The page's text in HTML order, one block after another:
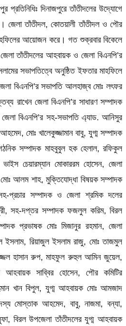
প্রতিনিধিঃ দিনাজপুরে তাঁতীদলের উদ্যোগে
জেলা তাঁতীদল, কোতয়ালী তাঁতীদল ও পৌর
আয়োজন করে। গত শুক্রবার বিকেলে
জেলা তাঁতীদলের আহবায়ক ও জেলা বিএনপি’র
সভাপতিত্বে অনুষ্ঠিত ইফতার মাহফিলে
বিএনপি’র সভাপতি আলহাজ্ব মোঃ লৎফর
রাখেন জেলা বিএনপি’র সাধারণ সম্পাদক
বিএনপি’র সহ-সভাপতি এ্যাড. আনিসুর
মোঃ খালেকুজ্জামান বাবু, যুগ্ম সম্পাদক
সম্পাদক মাহবুবুল হক হেলাল, রফিকুল
চেয়ারম্যান মোকাররম হোসেন, জেলা
মোঃ আলম শাহ, মুক্তিযোদ্ধা বিষয়ক সম্পাদক
প্রচার সম্পাদক ও জেলা শ্রমিক দলের
সহ-দপ্তর সম্পাদক ফজলুল করিম, বিরল
প্রভাষক মোঃ মিজানুর রহমান, জেলা
রিয়াজুল ইসলাম রাজু, মোঃ তাজমুল
হাসান রুপ, মাহফুল রুহুল আমিন জুয়েল,
আহবায়ক সাব্বির হোসেন, পৌর কমিটির
খান বিপুল, যুগ্ম আহবায়ক মোঃ আমজাদ
মোস্তাক আহমেদ, বাবু, নাজমা, বন্যা,
বিরল উপজেলা তাঁতীদলের যুগ্ম আহবায়ক